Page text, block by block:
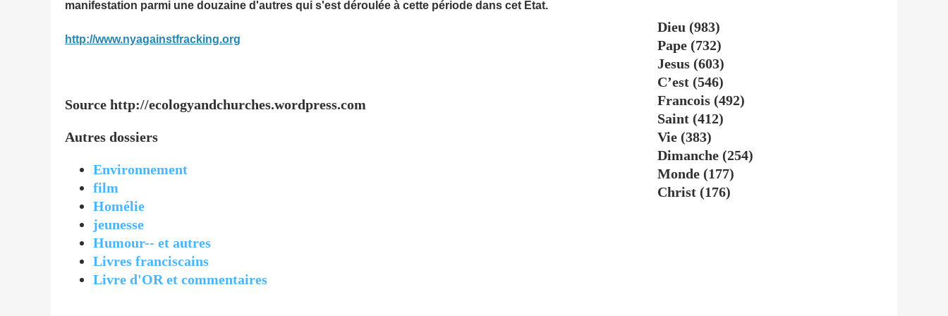
manifestation parmi une douzaine d'autres qui s'est déroulée à cette période dans cet Etat.
http://www.nyagainstfracking.org
Source http://ecologyandchurches.wordpress.com
Autres dossiers
Environnement
film
Homélie
jeunesse
Humour-- et autres
Livres franciscains
Livre d'OR et commentaires
Dieu (983)
Pape (732)
Jesus (603)
C’est (546)
Francois (492)
Saint (412)
Vie (383)
Dimanche (254)
Monde (177)
Christ (176)